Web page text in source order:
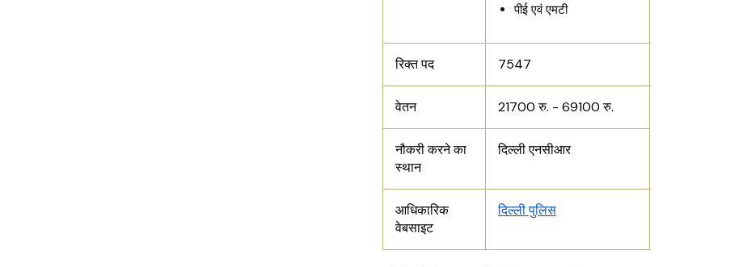
पीई एवं एमटी
रिक्त पद 7547
वेतन 21700 रु. - 69100 रु.
नौकरी करने का
स्थान
दिल्ली एनसीआर
आधिकारिक
वेबसाइट
दिल्ली पुलिस